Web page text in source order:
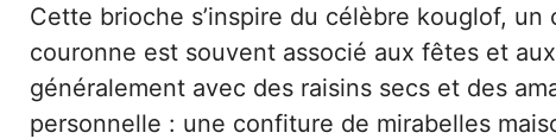
Cette brioche s’inspire du célèbre kouglof, un
couronne est souvent associé aux fêtes et
généralement avec des raisins secs et des
personnelle : une confiture de mirabelles